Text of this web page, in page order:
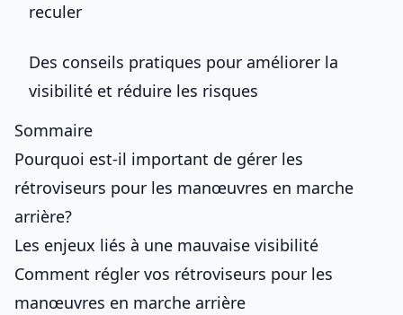
reculer
Des conseils pratiques pour améliorer la
visibilité et réduire les risques
Sommaire
Pourquoi est-il important de gérer les
rétroviseurs pour les manœuvres en marche
arrière?
Les enjeux liés à une mauvaise visibilité
Comment régler vos rétroviseurs pour les
manœuvres en marche arrière